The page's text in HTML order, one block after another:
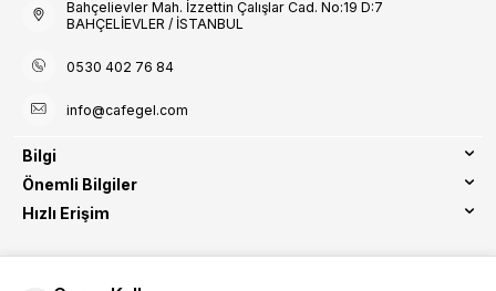
Bahçelievler Mah. İzzettin Çalışlar Cad. No:19 D:7
BAHÇELİEVLER / İSTANBUL
0530 402 76 84
info@cafegel.com
Bilgi
Önemli Bilgiler
Hızlı Erişim